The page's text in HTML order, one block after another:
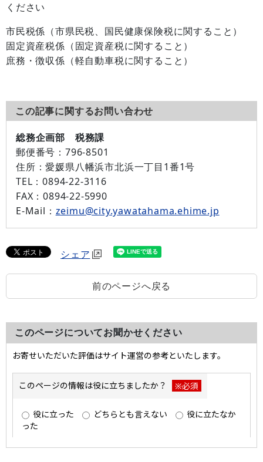
ください
市民税係（市県民税、国民健康保険税に関すること）
固定資産税係（固定資産税に関すること）
庶務・徴収係（軽自動車税に関すること）
この記事に関するお問い合わせ
総務企画部 税務課
郵便番号： 796-8501
住所：愛媛県八幡浜市北浜一丁目1番1号
TEL：0894-22-3116
FAX：0894-22-5990
E-Mail： zeimu@city.yawatahama.ehime.jp
シェア
前のページへ戻る
このページについてお聞かせください